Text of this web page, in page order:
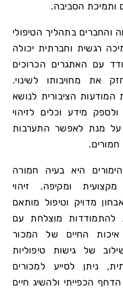
ותמיכת הסביבה.
בתהליך הטיפולי
רגשית וחברתית יכולה
עם האתגרים הכרוכים
את מחויבותו לשינוי.
הציבורית לנושא
ולספק מידע וכלים לזיהוי
על מנת לאפשר התערבות
היא בעיה חמורה
ומקיפה. זיהוי
מדויק וטיפול מותאם
מוצלחת עם
איכות החיים של המכור
של גישות טיפוליות
ניתן לסייע למכורים
הכפייתי ולהשיג חיים